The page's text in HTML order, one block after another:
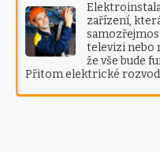
zařízení,
televizi nebo
že vše bude
Přitom elektrické